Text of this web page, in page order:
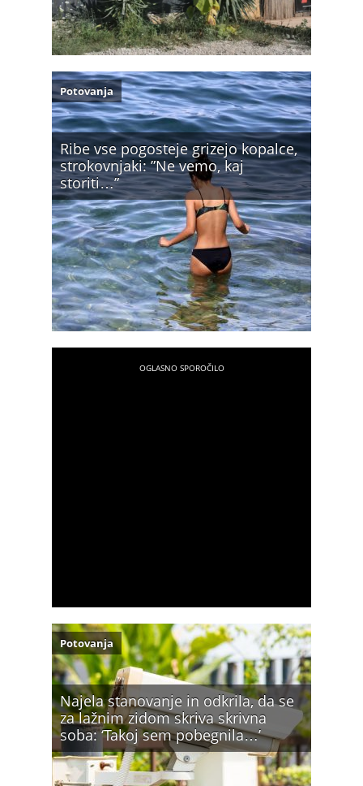
Ribe vse pogosteje grizejo kopalce,
strokovnjaki: ”Ne vemo, kaj
storiti…”
Potovanja
Najela stanovanje in odkrila, da se
za lažnim zidom skriva skrivna
soba: ‘Takoj sem pobegnila…’
Potovanja